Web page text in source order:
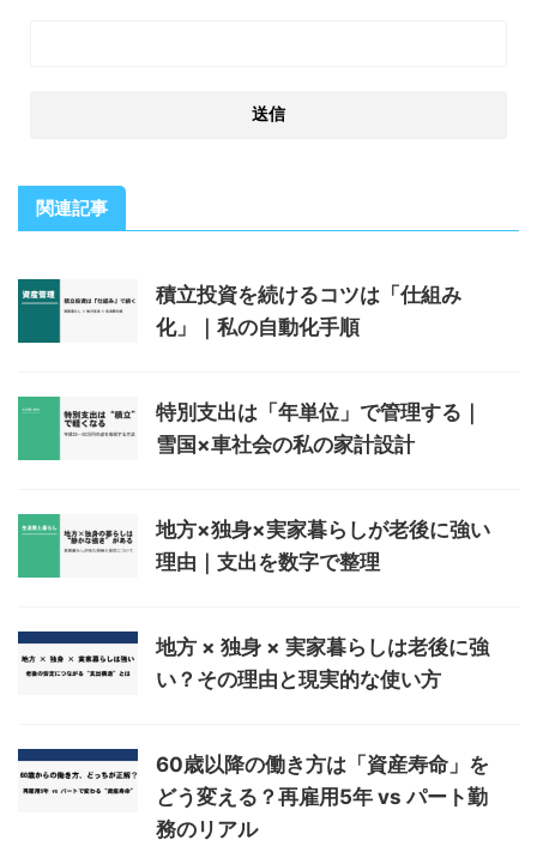
関連記事
積立投資を続けるコツは「仕組み
化」｜私の自動化手順
特別支出は「年単位」で管理する｜
雪国×車社会の私の家計設計
地方×独身×実家暮らしが老後に強い
理由｜支出を数字で整理
地方 × 独身 × 実家暮らしは老後に強
い？その理由と現実的な使い方
60歳以降の働き方は「資産寿命」を
どう変える？再雇用5年 vs パート勤
務のリアル